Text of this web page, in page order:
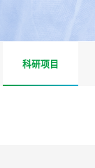
科研项目